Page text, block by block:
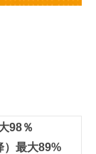
98％
）最大89%